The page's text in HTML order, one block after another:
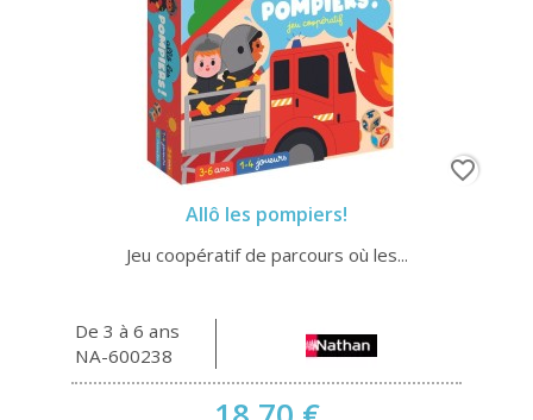
Allô les pompiers!
Jeu coopératif de parcours où les...
De 3 à 6 ans
NA-600238
favorite_border